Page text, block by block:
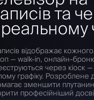
та
реальному
відображає
— walk-in, онлайн-
через кіоск
графіку. Розроблене
зменшити
професійніший